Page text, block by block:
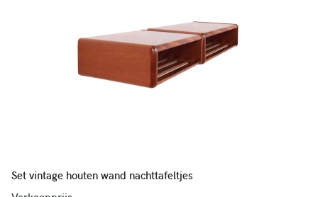
Set vintage houten wand nachttafeltjes